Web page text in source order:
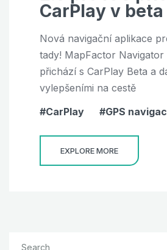
CarPlay v
Nová navigační aplikace
tady! MapFactor Navigator
přichází s CarPlay Beta a
vylepšeními na cestě
CarPlay
GPS
EXPLORE MORE